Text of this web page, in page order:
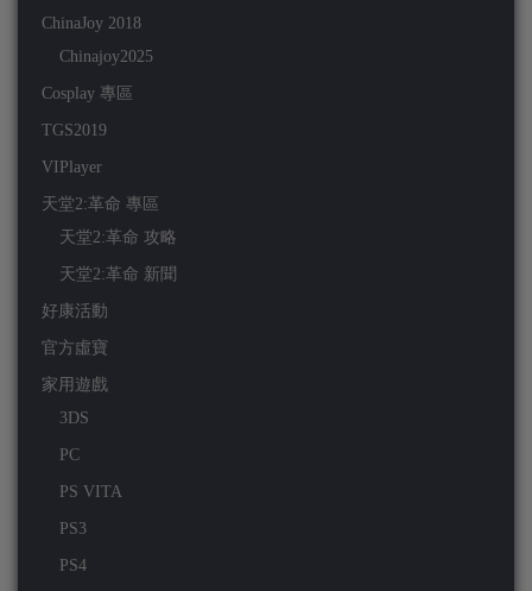
ChinaJoy 2018
Chinajoy2025
Cosplay 專區
TGS2019
VIPlayer
天堂2:革命 專區
天堂2:革命 攻略
天堂2:革命 新聞
好康活動
官方虛寶
家用遊戲
3DS
PC
PS VITA
PS3
PS4